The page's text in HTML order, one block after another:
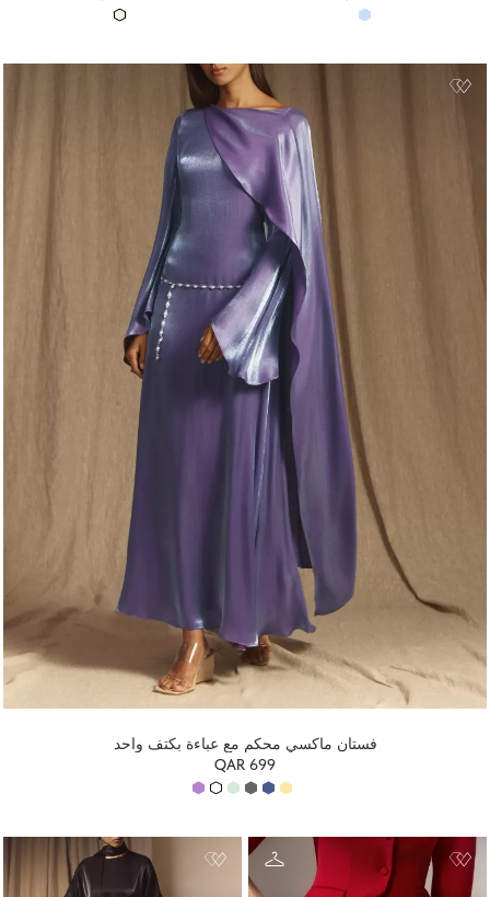
فستان ماكسي محكم مع عباءة بكتف واحد
QAR 699